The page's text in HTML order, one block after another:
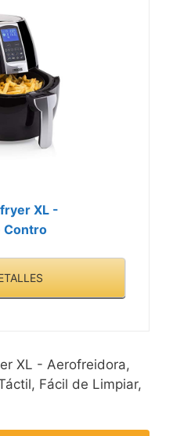
XL -
Contro
XL - Aerofreidora,
Fácil de Limpiar,